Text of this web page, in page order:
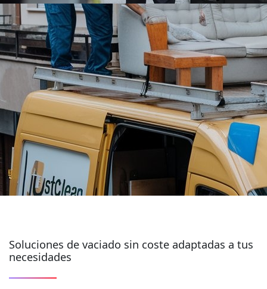
Soluciones de vaciado sin coste adaptadas a tus
necesidades